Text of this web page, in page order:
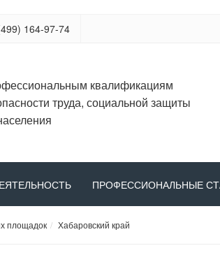
164-97-74
квалификациям
труда, социальной защиты
ПРОФЕССИОНАЛЬНЫЕ
площадок Хабаровский край